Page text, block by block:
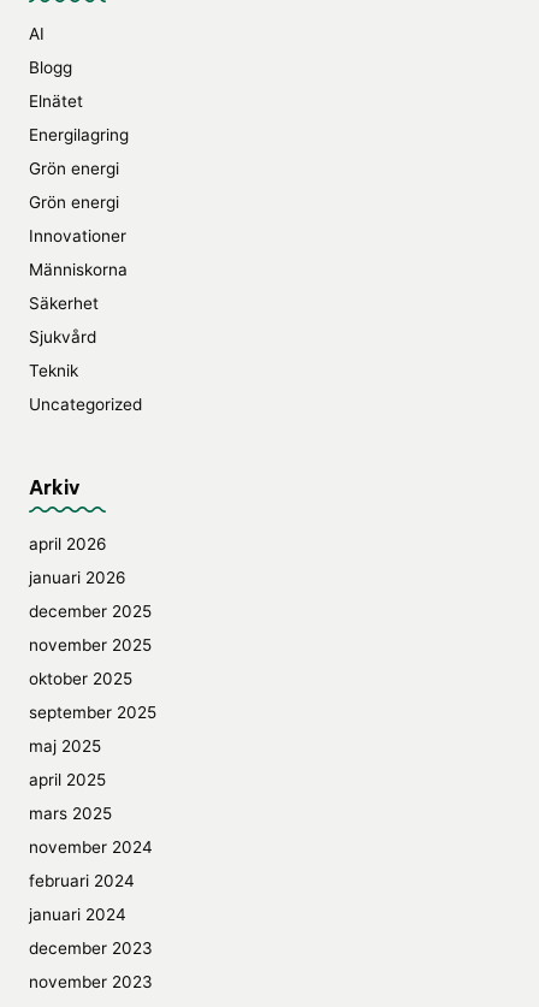
AI
Blogg
Elnätet
Energilagring
Grön energi
Grön energi
Innovationer
Människorna
Säkerhet
Sjukvård
Teknik
Uncategorized
Arkiv
april 2026
januari 2026
december 2025
november 2025
oktober 2025
september 2025
maj 2025
april 2025
mars 2025
november 2024
februari 2024
januari 2024
december 2023
november 2023